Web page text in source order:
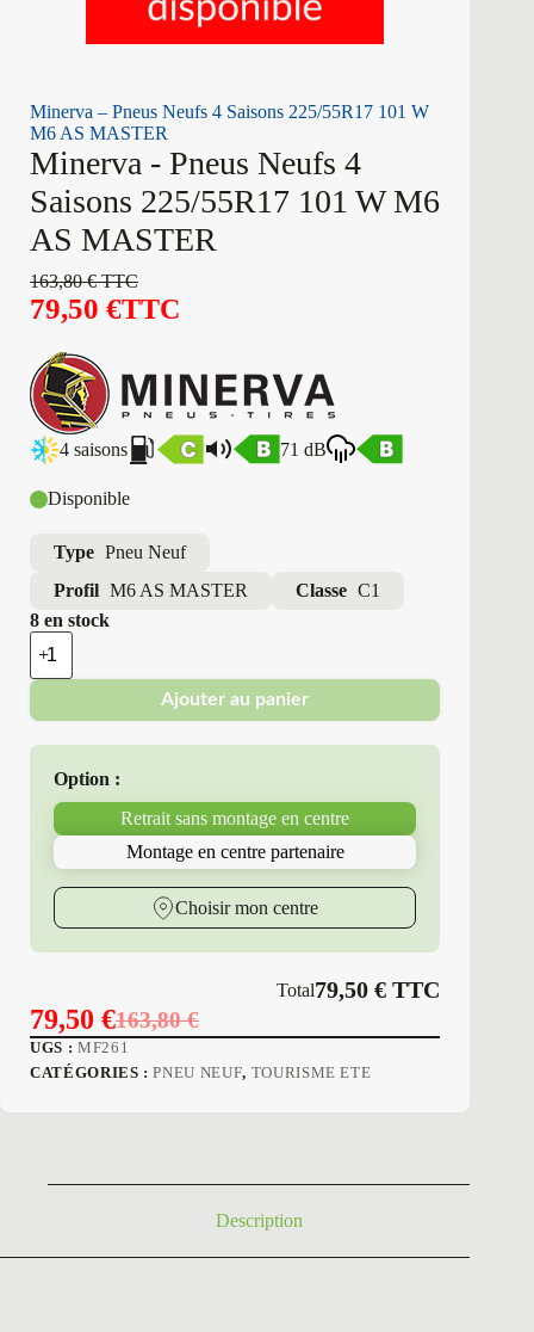
Minerva – Pneus Neufs 4 Saisons 225/55R17 101 W
M6 AS MASTER
Minerva - Pneus Neufs 4
Saisons 225/55R17 101 W M6
AS MASTER
163,80€TTC
79,50 €TTC
4 saisons 71 dB
Disponible
Type Pneu Neuf
Profil M6 AS MASTER Classe C1
8 en stock
quantité
de
Minerva
Pneus
Neufs
Saisons
225/55R17
Ajouter au panier
Option :
Retrait sans montage en centre
Montage en centre partenaire
Choisir mon centre
Total79,50€ TTC
163,80€
Le
prix
79,50 €Le
prix
UGS : MF261
CATÉGORIES :PNEU NEUF, TOURISME ETE
Description